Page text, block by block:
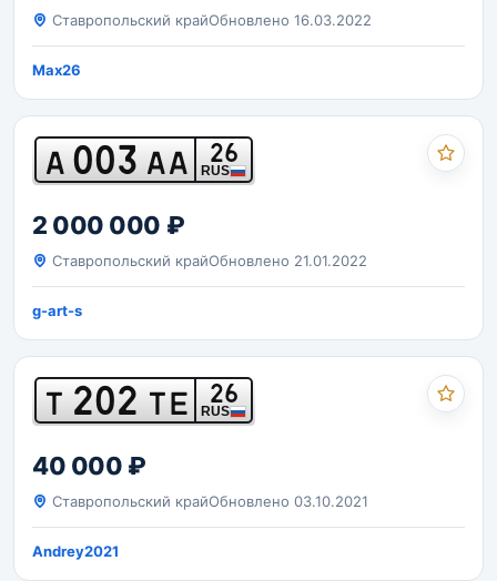
Ставропольский крайОбновлено 16.03.2022
Max26
А 003 АА 26
RUS
2 000 000 ₽
Ставропольский крайОбновлено 21.01.2022
g-art-s
Т 202 ТЕ 26
RUS
40 000 ₽
Ставропольский крайОбновлено 03.10.2021
Andrey2021